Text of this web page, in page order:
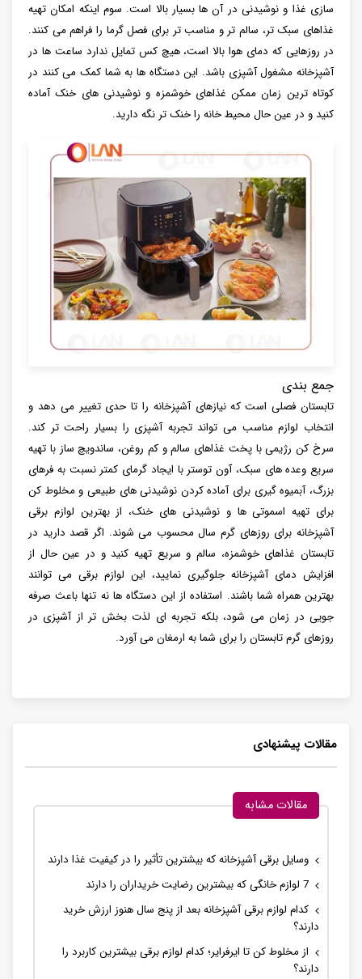
سازی غذا و نوشیدنی در آن ها بسیار بالا است. سوم اینکه امکان تهیه
غذاهای سبک تر، سالم تر و مناسب تر برای فصل گرما را فراهم می کنند.
در روزهایی که دمای هوا بالا است، هیچ کس تمایل ندارد ساعت ها در
آشپزخانه مشغول آشپزی باشد. این دستگاه ها به شما کمک می کنند در
کوتاه ترین زمان ممکن غذاهای خوشمزه و نوشیدنی های خنک آماده
کنید و در عین حال محیط خانه را خنک تر نگه دارید.
جمع بندی
تابستان فصلی است که نیازهای آشپزخانه را تا حدی تغییر می دهد و
انتخاب لوازم مناسب می تواند تجربه آشپزی را بسیار راحت تر کند.
سرخ کن رژیمی با پخت غذاهای سالم و کم روغن، ساندویچ ساز با تهیه
سریع وعده های سبک، آون توستر با ایجاد گرمای کمتر نسبت به فرهای
بزرگ، آبمیوه گیری برای آماده کردن نوشیدنی های طبیعی و مخلوط کن
برای تهیه اسموتی ها و نوشیدنی های خنک، از بهترین لوازم برقی
آشپزخانه برای روزهای گرم سال محسوب می شوند. اگر قصد دارید در
تابستان غذاهای خوشمزه، سالم و سریع تهیه کنید و در عین حال از
افزایش دمای آشپزخانه جلوگیری نمایید، این لوازم برقی می توانند
بهترین همراه شما باشند. استفاده از این دستگاه ها نه تنها باعث صرفه
جویی در زمان می شود، بلکه تجربه ای لذت بخش تر از آشپزی در
روزهای گرم تابستان را برای شما به ارمغان می آورد.
مقالات پیشنهادی
مقالات مشابه
وسایل برقی آشپزخانه که بیشترین تأثیر را در کیفیت غذا دارند
7 لوازم خانگی که بیشترین رضایت خریداران را دارند
کدام لوازم برقی آشپزخانه بعد از پنج سال هنوز ارزش خرید
دارند؟
از مخلوط کن تا ایرفرایر؛ کدام لوازم برقی بیشترین کاربرد را
دارند؟